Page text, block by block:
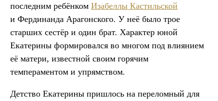
последним ребёнком Изабеллы Кастильской
и Фердинанда Арагонского. У неё было трое
старших сестёр и один брат. Характер юной
Екатерины формировался во многом под влиянием
её матери, известной своим горячим
темпераментом и упрямством.
Детство Екатерины пришлось на переломный для